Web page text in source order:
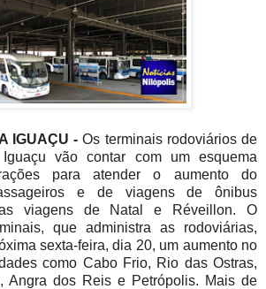
IGUAÇU -Os terminais rodoviários de
vão contar com um esquema
para atender o aumento do
e de viagens de ônibus
viagens de Natal e Réveillon. O
que administra as rodoviárias,
sexta-feira, dia 20, um aumento no
como Cabo Frio, Rio das Ostras,
Angra dos Reis e Petrópolis. Mais de